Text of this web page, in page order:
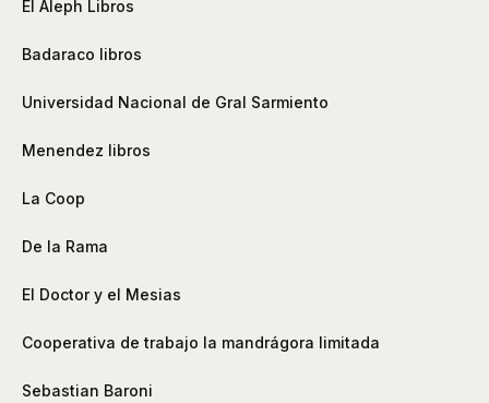
El Aleph Libros
Badaraco libros
Universidad Nacional de Gral Sarmiento
Menendez libros
La Coop
De la Rama
El Doctor y el Mesias
Cooperativa de trabajo la mandrágora limitada
Sebastian Baroni